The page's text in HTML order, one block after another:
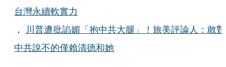
台灣永續軟實力
．
川普遭批諂媚「抱中共大腿」！旅美評論人：敢對
中共說不的僅賴清德和她